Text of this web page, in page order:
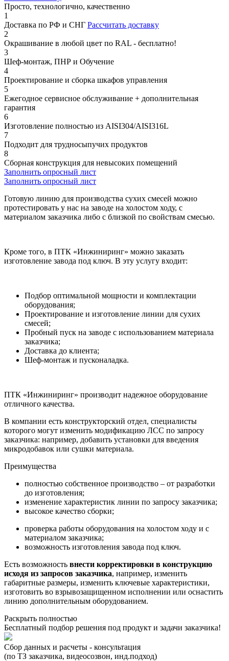
Просто, технологично, качественно
1
Доставка по РФ и СНГ Рассчитать доставку
2
Окрашивание в любой цвет по RAL - бесплатно!
3
Шеф-монтаж, ПНР и Обучение
4
Проектирование и сборка шкафов управления
5
Ежегодное сервисное обслуживание + дополнительная
гарантия
6
Изготовление полностью из AISI304/AISI316L
7
Подходит для трудносыпучих продуктов
8
Сборная конструкция для невысоких помещений
Заполнить опросный лист
Заполнить опросный лист
Готовую линию для производства сухих смесей можно
протестировать у нас на заводе на холостом ходу, с
материалом заказчика либо с близкой по свойствам смесью.
Кроме того, в ПТК «Инжиниринг» можно заказать
изготовление завода под ключ. В эту услугу входит:
Подбор оптимальной мощности и комплектации
оборудования;
Проектирование и изготовление линии для сухих
смесей;
Пробный пуск на заводе с использованием материала
заказчика;
Доставка до клиента;
Шеф-монтаж и пусконаладка.
ПТК «Инжиниринг» производит надежное оборудование
отличного качества.
В компании есть конструкторский отдел, специалисты
которого могут изменить модификацию ЛСС по запросу
заказчика: например, добавить установки для введения
микродобавок или сушки материала.
Преимущества
полностью собственное производство – от разработки
до изготовления;
изменение характеристик линии по запросу заказчика;
высокое качество сборки;
проверка работы оборудования на холостом ходу и с
материалом заказчика;
возможность изготовления завода под ключ.
Есть возможность внести корректировки в конструкцию
исходя из запросов заказчика, например, изменить
габаритные размеры, изменить ключевые характеристики,
изготовить во взрывозащищенном исполнении или оснастить
линию дополнительным оборудованием.
Раскрыть полностью
Бесплатный подбор решения под продукт и задачи заказчика!
Сбор данных и расчеты - консультация
(по ТЗ заказчика, видеосозвон, инд.подход)